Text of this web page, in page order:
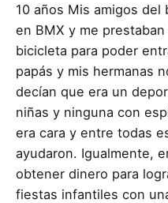
10 años Mis amigos
en BMX y me
bicicleta para poder
papás y mis hermanas
decían que era un
niñas y ninguna con
era cara y entre todas
ayudaron. Igualmente,
obtener dinero para
fiestas infantiles con